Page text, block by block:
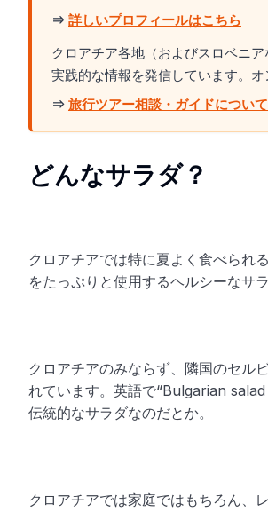
⇒ 詳しいプロフィールはこちら
クロアチア各地（およびスロベニ
実践的な情報を発信しています。
⇒ 旅行ツアー相談・ガイドについ
どんなサラダ？
クロアチアでは特に夏よく食べられ
をたっぷりと使用するヘルシーなサラ
クロアチアのみならず、隣国のセル
れています。英語で“Bulgarian
伝統的なサラダなのだとか。
クロアチアでは家庭ではもちろん、